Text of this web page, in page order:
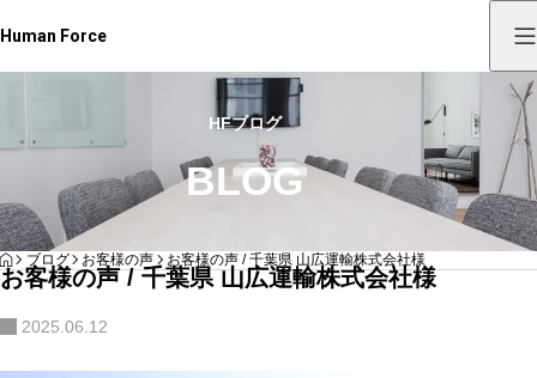
Human Force
HFブログ
BLOG
HOME
ブログ お客様の声 お客様の声 / 千葉県 山広運輸株式会社様
お客様の声 / 千葉県 山広運輸株式会社様
2025.06.12